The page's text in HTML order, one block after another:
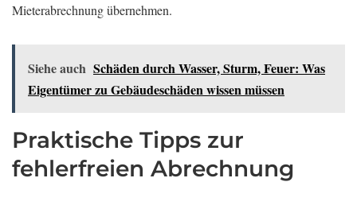
Mieterabrechnung übernehmen.
Siehe auch Schäden durch Wasser, Sturm, Feuer: Was
Eigentümer zu Gebäudeschäden wissen müssen
Praktische Tipps zur
fehlerfreien Abrechnung